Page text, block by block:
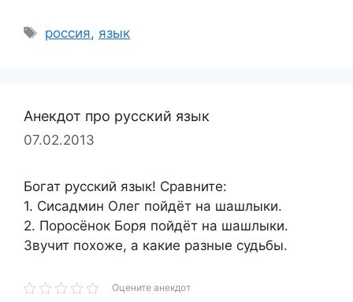
Метки
россия, язык
Анекдот про русский язык
07.02.2013
Богат русский язык! Сравните:
1. Сисадмин Олег пойдёт на шашлыки.
2. Поросёнок Боря пойдёт на шашлыки.
Звучит похоже, а какие разные судьбы.
Оцените анекдот